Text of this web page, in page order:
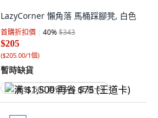
LazyCorner 懶角落 馬桶踩腳凳, 白色
首購折扣價 40%$343
$205
($205.00/1個)
暫時缺貨
满 $1,500 再省 $75 (王道卡)